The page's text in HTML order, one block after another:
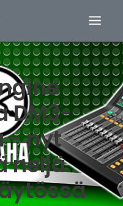
DM3-
- nyt
neljä